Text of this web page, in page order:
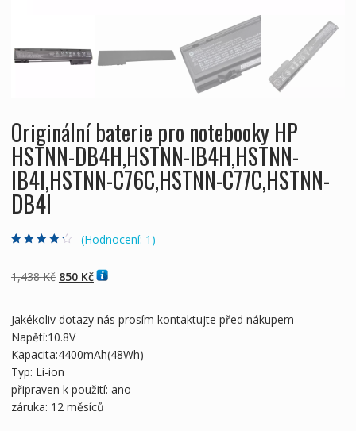
Originální baterie pro notebooky HP
HSTNN-DB4H,HSTNN-IB4H,HSTNN-
IB4I,HSTNN-C76C,HSTNN-C77C,HSTNN-
DB4I
základě
hodnocení
(Hodnocení: 1 )
1,438Kč Původní
1,438 Kč
850 KčAktuální
850 Kč
Jakékoliv dotazy nás prosím kontaktujte před nákupem
Napětí:10.8V
Kapacita:4400mAh(48Wh)
Typ: Li-ion
připraven k použití: ano
záruka: 12 měsíců